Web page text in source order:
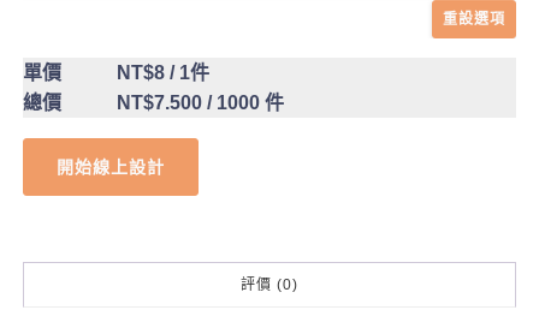
重設選項
單價 NT$8/ 1件
總價
NT$7.500/ 1000 件
開始線上設計
評價 (0)